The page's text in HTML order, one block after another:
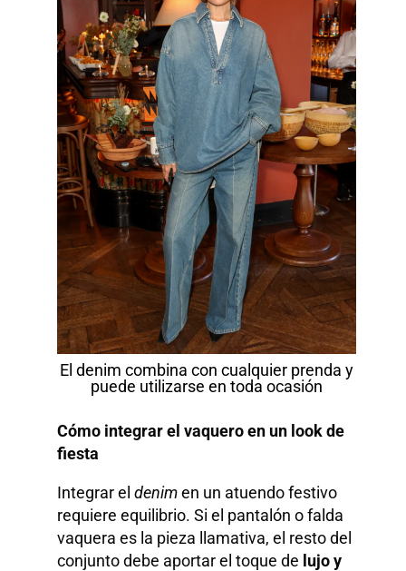
El denim combina con cualquier prenda y
puede utilizarse en toda ocasión
Cómo integrar el vaquero en un look de
fiesta
Integrar eldenimen un atuendo festivo
requiere equilibrio. Si el pantalón o falda
vaquera es la pieza llamativa, el resto del
conjunto debe aportar el toque de lujo y